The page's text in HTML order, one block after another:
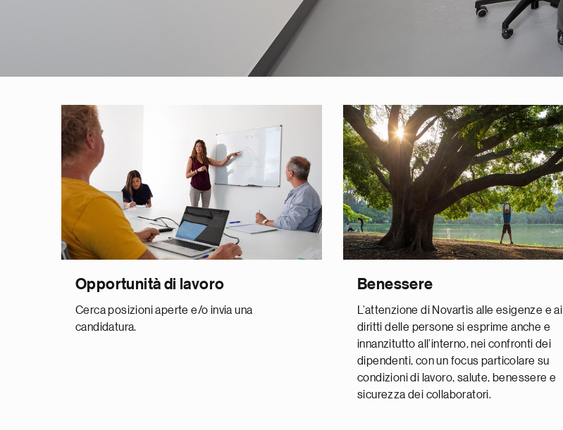
Opportunità di lavoro
Cerca posizioni aperte e/o invia una
candidatura.
Benessere
L’attenzione di Novartis alle esigenze e ai
diritti delle persone si esprime anche e
innanzitutto all’interno, nei confronti dei
dipendenti, con un focus particolare su
condizioni di lavoro, salute, benessere e
sicurezza dei collaboratori.